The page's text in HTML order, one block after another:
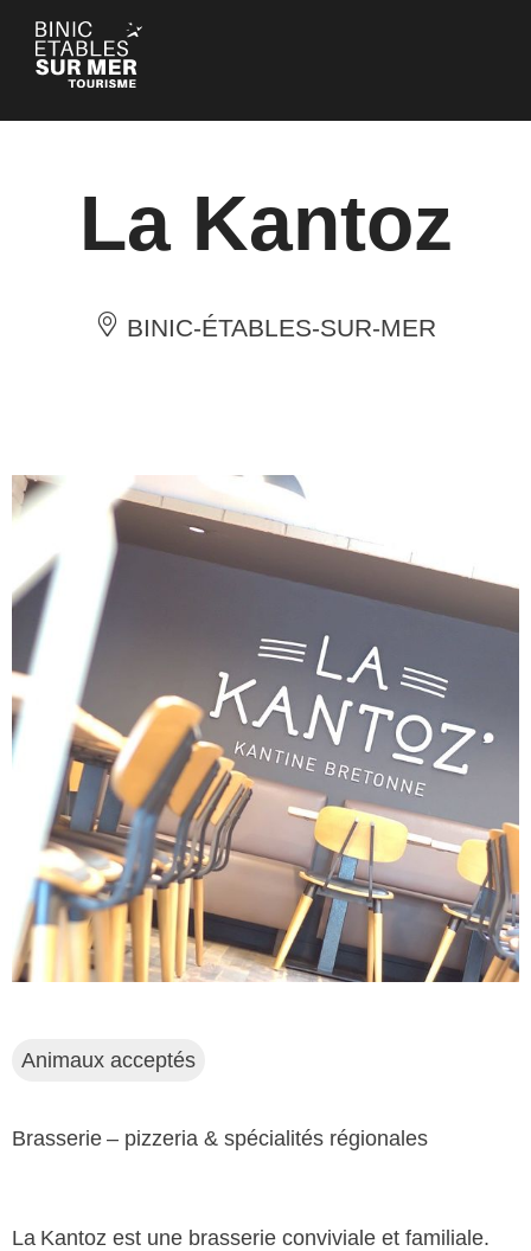
Panneau de gestion des cookies
La Kantoz
BINIC-ÉTABLES-SUR-MER
Animaux acceptés
Brasserie – pizzeria & spécialités régionales
La Kantoz est une brasserie conviviale et familiale.